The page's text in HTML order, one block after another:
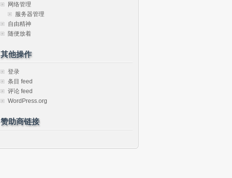
网络管理
服务器管理
自由精神
随便放着
其他操作
登录
条目 feed
评论 feed
WordPress.org
赞助商链接